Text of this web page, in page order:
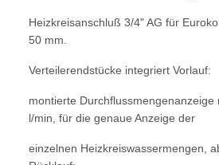
Heizkreisanschluß 3/4"AG für
50 mm.
Verteilerendstücke integriert Vorlauf:
montierte Durchflussmengenanzeige
l/min, für die genaue Anzeige der
einzelnen Heizkreiswassermengen,